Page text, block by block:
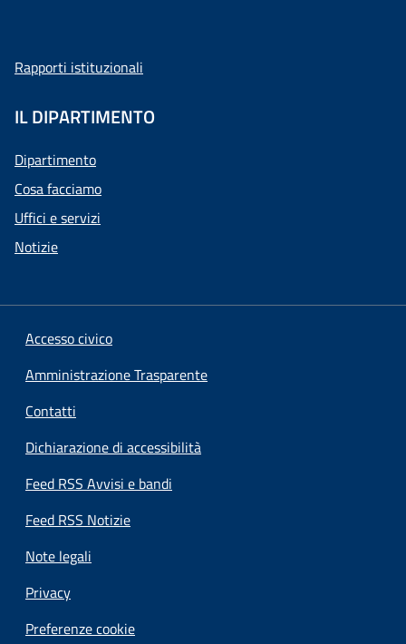
Rapporti istituzionali
IL DIPARTIMENTO
Dipartimento
Cosa facciamo
Uffici e servizi
Notizie
Accesso civico
Amministrazione Trasparente
Contatti
Dichiarazione di accessibilità
Feed RSS Avvisi e bandi
Feed RSS Notizie
Note legali
Privacy
Preferenze cookie